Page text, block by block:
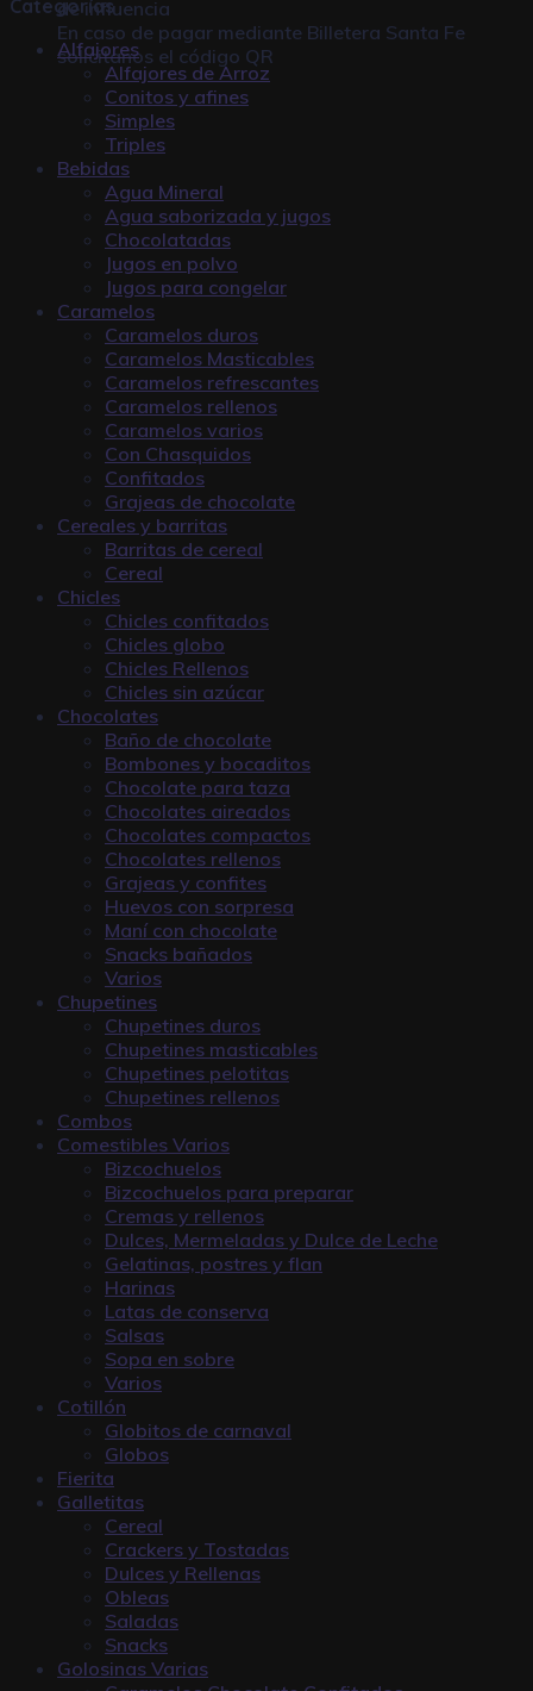
de influencia
En caso de pagar mediante Billetera Santa Fe
solicitanos el código QR
Categorías
Alfajores
Alfajores de Arroz
Conitos y afines
Simples
Triples
Bebidas
Agua Mineral
Agua saborizada y jugos
Chocolatadas
Jugos en polvo
Jugos para congelar
Caramelos
Caramelos duros
Caramelos Masticables
Caramelos refrescantes
Caramelos rellenos
Caramelos varios
Con Chasquidos
Confitados
Grajeas de chocolate
Cereales y barritas
Barritas de cereal
Cereal
Chicles
Chicles confitados
Chicles globo
Chicles Rellenos
Chicles sin azúcar
Chocolates
Baño de chocolate
Bombones y bocaditos
Chocolate para taza
Chocolates aireados
Chocolates compactos
Chocolates rellenos
Grajeas y confites
Huevos con sorpresa
Maní con chocolate
Snacks bañados
Varios
Chupetines
Chupetines duros
Chupetines masticables
Chupetines pelotitas
Chupetines rellenos
Combos
Comestibles Varios
Bizcochuelos
Bizcochuelos para preparar
Cremas y rellenos
Dulces, Mermeladas y Dulce de Leche
Gelatinas, postres y flan
Harinas
Latas de conserva
Salsas
Sopa en sobre
Varios
Cotillón
Globitos de carnaval
Globos
Fierita
Galletitas
Cereal
Crackers y Tostadas
Dulces y Rellenas
Obleas
Saladas
Snacks
Golosinas Varias